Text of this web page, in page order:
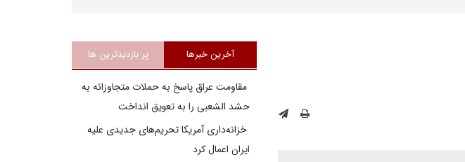
آخرین خبرها پر بازدیدترین ها
مقاومت عراق پاسخ به حملات متجاوزانه به
حشد الشعبی را به تعویق انداخت
خزانه‌داری آمریکا تحریم‌های جدیدی علیه
ایران اعمال کرد